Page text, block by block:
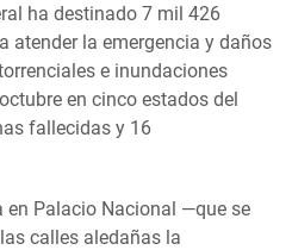
ha destinado 7 mil 426
atender la emergencia y daños
e inundaciones
en cinco estados del
fallecidas y 16
en Palacio Nacional —que se
calles aledañas la